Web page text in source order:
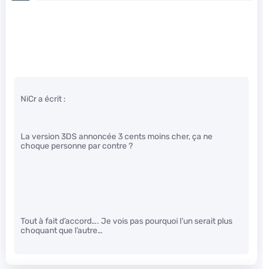
NiCr a écrit :
La version 3DS annoncée 3 cents moins cher, ça ne
choque personne par contre ?
Tout à fait d’accord…. Je vois pas pourquoi l’un serait plus
choquant que l’autre…